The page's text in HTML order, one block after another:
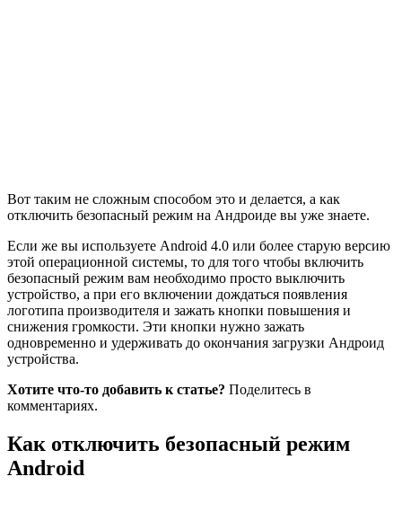
Вот таким не сложным способом это и делается, а как
отключить безопасный режим на Андроиде вы уже знаете.
Если же вы используете Android 4.0 или более старую версию
этой операционной системы, то для того чтобы включить
безопасный режим вам необходимо просто выключить
устройство, а при его включении дождаться появления
логотипа производителя и зажать кнопки повышения и
снижения громкости. Эти кнопки нужно зажать
одновременно и удерживать до окончания загрузки Андроид
устройства.
Хотите что-то добавить к статье? Поделитесь в
комментариях.
Как отключить безопасный режим
Android